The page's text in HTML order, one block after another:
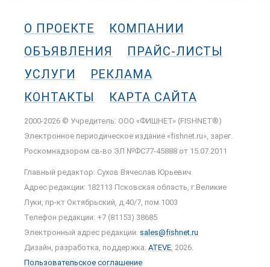
О ПРОЕКТЕ
КОМПАНИИ
ОБЪЯВЛЕНИЯ
ПРАЙС-ЛИСТЫ
УСЛУГИ
РЕКЛАМА
КОНТАКТЫ
КАРТА САЙТА
2000-2026 © Учредитель: ООО «ФИШНЕТ» (FISHNET®)
Электронное периодическое издание «fishnet.ru», зарег.
Роскомнадзором cв-во ЭЛ №ФС77-45888 от 15.07.2011
Главный редактор: Сухов Вячеслав Юрьевич
Адрес редакции: 182113 Псковская область, г.Великие
Луки, пр-кт Октябрьский, д.40/7, пом.1003
Телефон редакции: +7 (81153) 38685
Электронный адрес редакции: sales@fishnet.ru
Дизайн, разработка, поддержка: ATEVE , 2026.
Пользовательское соглашение